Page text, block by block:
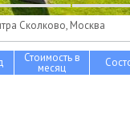
Сколково, Москва
Стоимость в
месяц